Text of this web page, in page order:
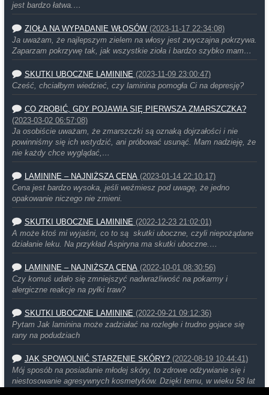
jest bardzo łatwa.…
ZIOŁA NA WYPADANIE WŁOSÓW (2023-11-17 22:34:08)
Ja uważam, że najlepszym zielem na włosy jest zwyczajna pokrzywa.
Zaparzam pokrzywę tak, jak wszystkie zioła i bardzo szybko mam…
SKUTKI UBOCZNE LAMININE (2023-11-09 23:00:47)
Cześć, chciałbym wiedzieć, czy laminina pomogła Ci na depresję?
CO ZROBIĆ, GDY POJAWIA SIĘ PIERWSZA ZMARSZCZKA?
(2023-03-02 06:57:08)
Ja osobiście uważam, że zmarszczki są oznaką dojrzałości i nie
powinniśmy się ich wstydzić, ani próbować usunąć. Mam nadzieję, że
nie każdy chce wyglądać,…
LAMININE – NAJNIŻSZA CENA (2023-01-14 22:10:17)
Cena jest bardzo wysoka, jeśli weźmiesz pod uwagę, że jedno
opakowanie niczego nie zmieni.
SKUTKI UBOCZNE LAMININE (2022-12-23 21:02:01)
A może ktoś mi wyjaśni, co to są skutki uboczne, czyli niepożądane
działanie leku. Na przykład Aspiryna ma skutki uboczne.…
LAMININE – NAJNIŻSZA CENA (2022-10-01 08:30:56)
Czy komuś udało się zmniejszyć nadwrażliwość na pokarmy i
alergiczne reakcje na pyłki traw?
SKUTKI UBOCZNE LAMININE (2022-09-21 09:12:36)
Pytam Jak laminina może zadziałać na rozległe i trudno gojace się
rany na podudziach
JAK SPOWOLNIĆ STARZENIE SKÓRY? (2022-08-19 10:44:41)
Mój sposób na posiadanie młodej skóry, to zdrowe odżywianie się i
niestosowanie agresywnych kosmetyków. Dzięki temu, w wieku 58 lat